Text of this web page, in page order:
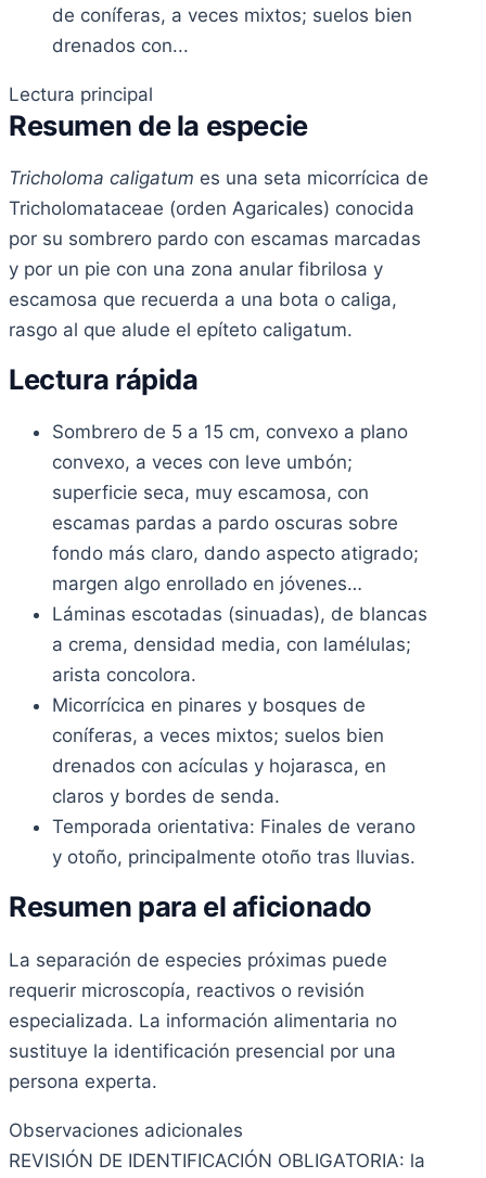
de coníferas, a veces mixtos; suelos bien
drenados con...
Lectura principal
Resumen de la especie
Tricholoma caligatum es una seta micorrícica de
Tricholomataceae (orden Agaricales) conocida
por su sombrero pardo con escamas marcadas
y por un pie con una zona anular fibrilosa y
escamosa que recuerda a una bota o caliga,
rasgo al que alude el epíteto caligatum.
Lectura rápida
Sombrero de 5 a 15 cm, convexo a plano
convexo, a veces con leve umbón;
superficie seca, muy escamosa, con
escamas pardas a pardo oscuras sobre
fondo más claro, dando aspecto atigrado;
margen algo enrollado en jóvenes…
Láminas escotadas (sinuadas), de blancas
a crema, densidad media, con lamélulas;
arista concolora.
Micorrícica en pinares y bosques de
coníferas, a veces mixtos; suelos bien
drenados con acículas y hojarasca, en
claros y bordes de senda.
Temporada orientativa: Finales de verano
y otoño, principalmente otoño tras lluvias.
Resumen para el aficionado
La separación de especies próximas puede
requerir microscopía, reactivos o revisión
especializada. La información alimentaria no
sustituye la identificación presencial por una
persona experta.
Observaciones adicionales
REVISIÓN DE IDENTIFICACIÓN OBLIGATORIA: la